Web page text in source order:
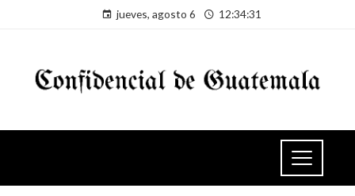
jueves, agosto 6 12:34:32